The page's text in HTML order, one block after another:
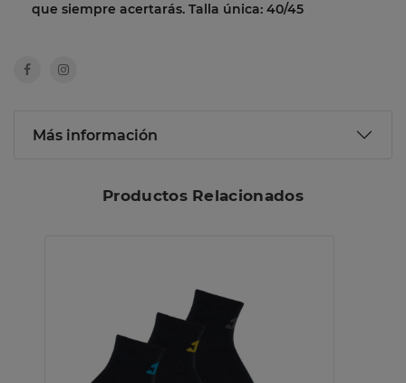
que siempre acertarás. Talla única: 40/45
Más información
Productos Relacionados